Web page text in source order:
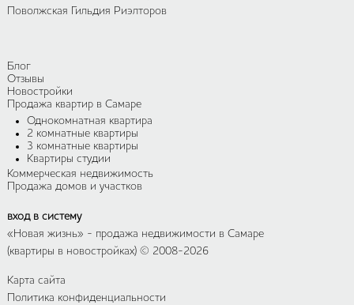
Поволжская Гильдия Риэлторов
Блог
Отзывы
Новостройки
Продажа квартир в Самаре
Однокомнатная квартира
2 комнатные квартиры
3 комнатные квартиры
Квартиры студии
Коммерческая недвижимость
Продажа домов и участков
вход в систему
«Новая жизнь» - продажа недвижимости в Самаре
(квартиры в новостройках) © 2008-2026
Карта сайта
Политика конфиденциальности